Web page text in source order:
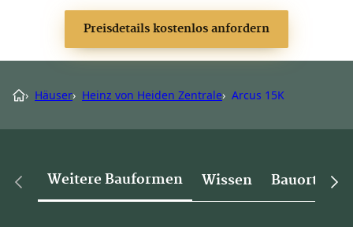
Preisdetails kostenlos anfordern
› Häuser› Heinz von Heiden Zentrale› Arcus 15K
Weitere Bauformen Wissen Bauorte